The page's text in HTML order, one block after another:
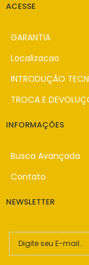
ACESSE
GARANTIA
Localizacao
INTRODUÇÃO
TROCA E
INFORMAÇÕES
Busca Avançada
Contato
NEWSLETTER